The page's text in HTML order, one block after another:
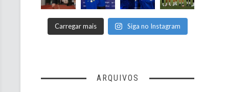
Carregar mais Siga no Instagram
ARQUIVOS